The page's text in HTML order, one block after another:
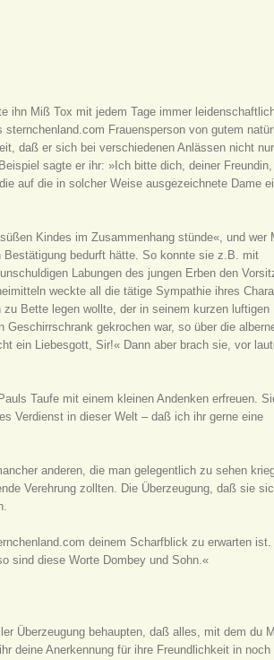
ihn Miß Tox mit jedem Tage immer
Frauensperson von gutem
daß er sich bei verschiedenen Anlässen nicht
sagte er ihr: »Ich bitte dich, deiner Freundin,
auf die in solcher Weise ausgezeichnete Dame
Kindes im Zusammenhang stünde«, und wer
bedurft hätte. So konnte sie z.B. mit
Labungen des jungen Erben den
weckte all die tätige Sympathie ihres
Bette legen wollte, der in seinem kurzen luftigen
gekrochen war, so über die
ein Liebesgott, Sir!« Dann aber brach sie, vor
Taufe mit einem kleinen Andenken erfreuen.
Verdienst in dieser Welt – daß ich ihr gerne eine
anderen, die man gelegentlich zu sehen
Verehrung zollten. Die Überzeugung, daß sie
deinem Scharfblick zu erwarten
sind diese Worte Dombey und Sohn.«
Überzeugung behaupten, daß alles, mit dem du
deine Anerkennung für ihre Freundlichkeit in noch